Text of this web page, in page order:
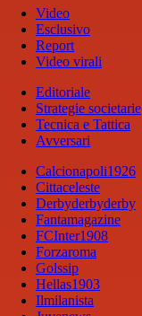
Video
Esclusivo
Report
Video virali
Editoriale
Strategie societarie
Tecnica e Tattica
Avversari
Calcionapoli1926
Cittaceleste
Derbyderbyderby
Fantamagazine
FCInter1908
Forzaroma
Golssip
Hellas1903
Ilmilanista